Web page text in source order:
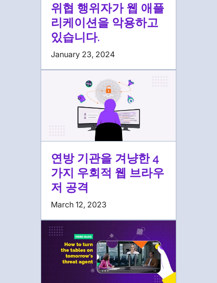
위협 행위자가 웹 애플
리케이션을 악용하고
있습니다.
January 23, 2024
연방 기관을 겨냥한 4
가지 우회적 웹 브라우
저 공격
March 12, 2023